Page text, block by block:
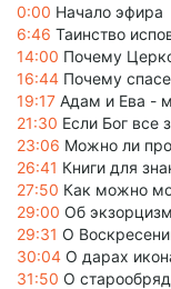
0:00 Начало эфира
6:46 Таинство
14:00 Почему
16:44 Почему
19:17 Адам и Ева -
21:30 Если Бог все
23:06 Можно ли
26:41 Книги для
27:50 Как можно
29:00 Об
29:31 О
30:04 О дарах
31:50 О